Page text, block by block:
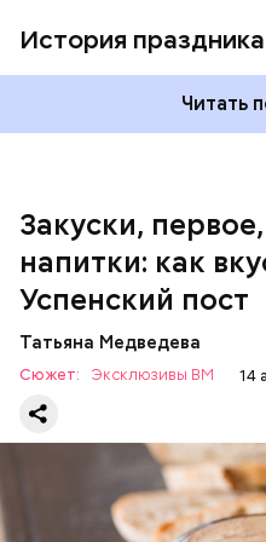
История праздника
Читать
Закуски,
напитки: как
Успенский пост
Татьяна Медведева
Сюжет: Эксклюзивы ВМ 14
Баклажаны с овощами
600 г помидоров;
300 г моркови;
200 г шпината;
зелень петрушки и